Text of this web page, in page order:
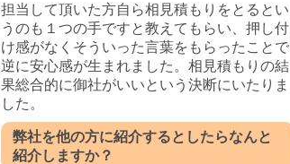
担当して頂いた方自ら相見積もりをとるとい
うのも１つの手ですと教えてもらい、押し付
け感がなくそういった言葉をもらったことで
逆に安心感が生まれました。相見積もりの結
果総合的に御社がいいという決断にいたりま
した。
弊社を他の方に紹介するとしたらなんと
紹介しますか？